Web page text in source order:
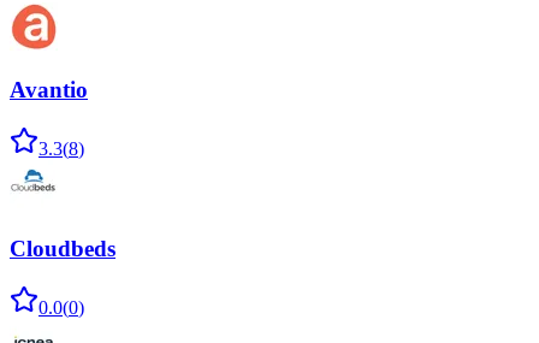
Avantio
3.3(8)
Cloudbeds
0.0(0)